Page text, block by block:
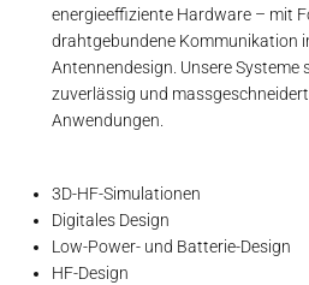
energieeffiziente Hardware – mit
drahtgebundene Kommunikation
Antennendesign. Unsere Systeme
zuverlässig und
Anwendungen.
3D-HF-Simulationen
Digitales Design
Low-Power- und Batterie-Design
HF-Design